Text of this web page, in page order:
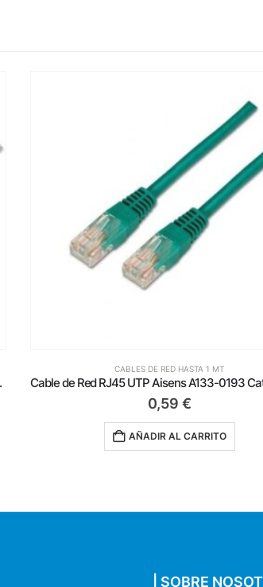
Blanco
CABLES DE RED HASTA 1 MT
0,59 €
AÑADIR AL CARRITO
| SOBRE